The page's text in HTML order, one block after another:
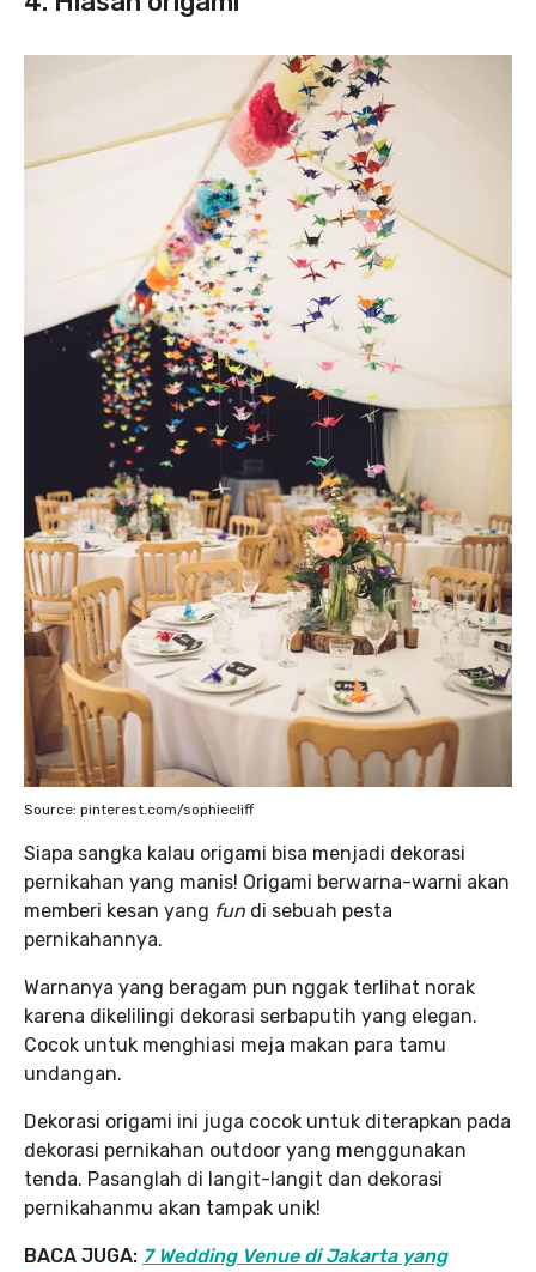
Source: pinterest.com/sophiecliff
Siapa sangka kalau origami bisa menjadi dekorasi
pernikahan yang manis! Origami berwarna-warni akan
memberi kesan yang fun di sebuah pesta
pernikahannya.
Warnanya yang beragam pun nggak terlihat norak
karena dikelilingi dekorasi serbaputih yang elegan.
Cocok untuk menghiasi meja makan para tamu
undangan.
Dekorasi origami ini juga cocok untuk diterapkan pada
dekorasi pernikahan outdoor yang menggunakan
tenda. Pasanglah di langit-langit dan dekorasi
pernikahanmu akan tampak unik!
BACA JUGA: 7 Wedding Venue di Jakarta yang